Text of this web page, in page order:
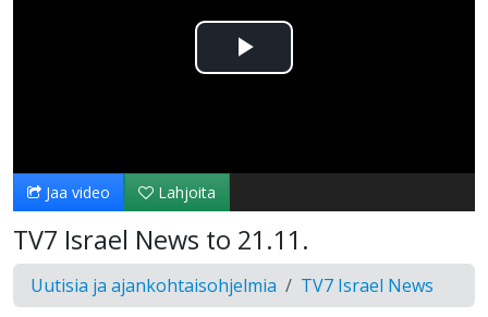
Toista
Jaa video Lahjoita
TV7 Israel News to 21.11.
Uutisia ja ajankohtaisohjelmia TV7 Israel News